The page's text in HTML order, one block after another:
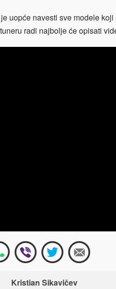
uopće navesti sve modele
radi najbolje će opisati
Kristian Sikavičev